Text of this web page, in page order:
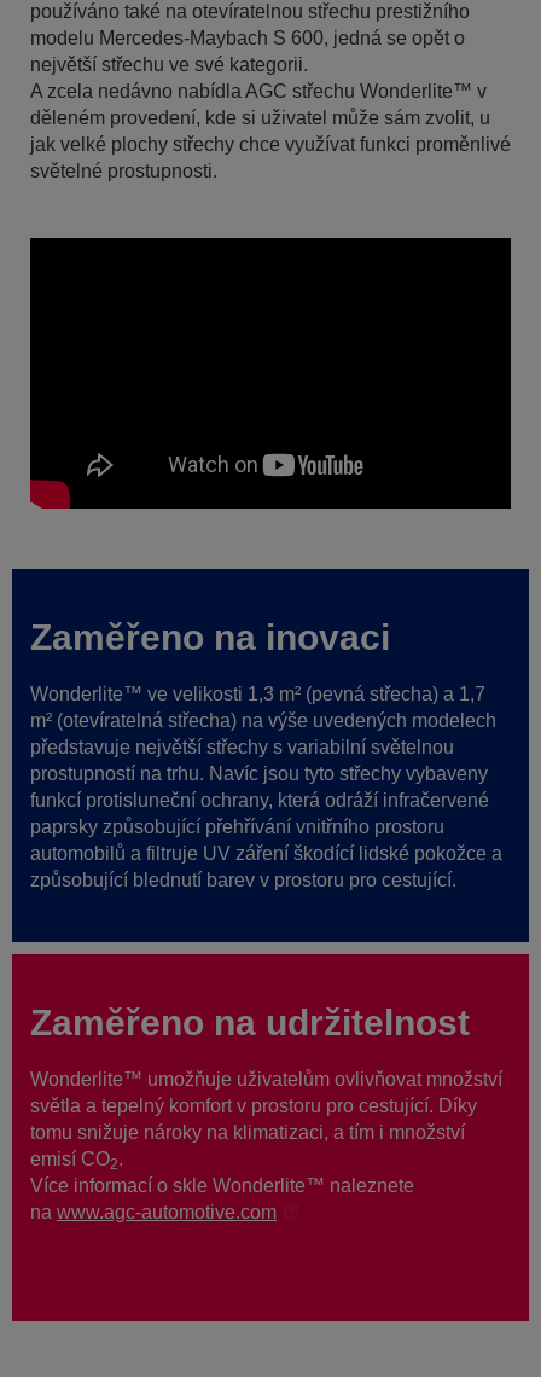
používáno také na otevíratelnou střechu prestižního
modelu Mercedes-Maybach S 600, jedná se opět o
největší střechu ve své kategorii.
A zcela nedávno nabídla AGC střechu Wonderlite™ v
děleném provedení, kde si uživatel může sám zvolit, u
jak velké plochy střechy chce využívat funkci proměnlivé
světelné prostupnosti.
Zaměřeno na inovaci
Wonderlite™ ve velikosti 1,3 m² (pevná střecha) a 1,7
m² (otevíratelná střecha) na výše uvedených modelech
představuje největší střechy s variabilní světelnou
prostupností na trhu. Navíc jsou tyto střechy vybaveny
funkcí protisluneční ochrany, která odráží infračervené
paprsky způsobující přehřívání vnitřního prostoru
automobilů a filtruje UV záření škodící lidské pokožce a
způsobující blednutí barev v prostoru pro cestující.
Zaměřeno na udržitelnost
Wonderlite™ umožňuje uživatelům ovlivňovat množství
světla a tepelný komfort v prostoru pro cestující. Díky
tomu snižuje nároky na klimatizaci, a tím i množství
emisí CO2.
Více informací o skle Wonderlite™ naleznete
na www.agc-automotive.com